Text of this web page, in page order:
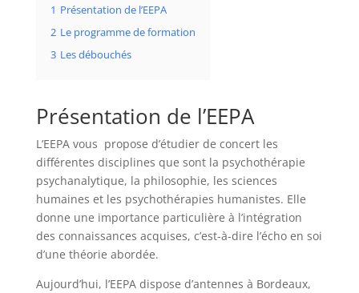
1 Présentation de l’EEPA
2 Le programme de formation
3 Les débouchés
Présentation de l’EEPA
L’EEPA vous propose d’étudier de concert les
différentes disciplines que sont la psychothérapie
psychanalytique, la philosophie, les sciences
humaines et les psychothérapies humanistes. Elle
donne une importance particulière à l’intégration
des connaissances acquises, c’est-à-dire l’écho en soi
d’une théorie abordée.
Aujourd’hui, l’EEPA dispose d’antennes à Bordeaux,